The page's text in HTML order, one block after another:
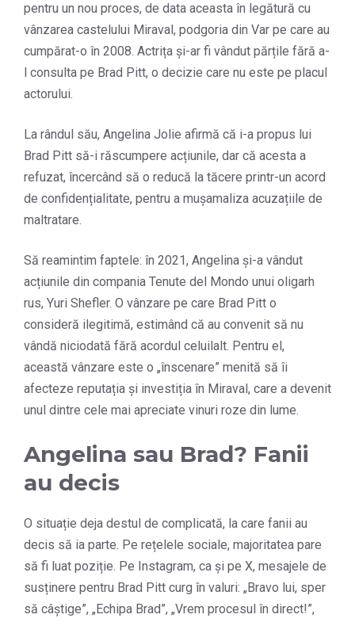
pentru un nou proces, de data aceasta în legătură cu
vânzarea castelului Miraval, podgoria din Var pe care au
cumpărat-o în 2008. Actrița și-ar fi vândut părțile fără a-
l consulta pe Brad Pitt, o decizie care nu este pe placul
actorului.
La rândul său, Angelina Jolie afirmă că i-a propus lui
Brad Pitt să-i răscumpere acțiunile, dar că acesta a
refuzat, încercând să o reducă la tăcere printr-un acord
de confidențialitate, pentru a mușamaliza acuzațiile de
maltratare.
Să reamintim faptele: în 2021, Angelina și-a vândut
acțiunile din compania Tenute del Mondo unui oligarh
rus, Yuri Shefler. O vânzare pe care Brad Pitt o
consideră ilegitimă, estimând că au convenit să nu
vândă niciodată fără acordul celuilalt. Pentru el,
această vânzare este o „înscenare” menită să îi
afecteze reputația și investiția în Miraval, care a devenit
unul dintre cele mai apreciate vinuri roze din lume.
Angelina sau Brad? Fanii
au decis
O situație deja destul de complicată, la care fanii au
decis să ia parte. Pe rețelele sociale, majoritatea pare
să fi luat poziție. Pe Instagram, ca și pe X, mesajele de
susținere pentru Brad Pitt curg în valuri: „Bravo lui, sper
să câștige”, „Echipa Brad”, „Vrem procesul în direct!”,